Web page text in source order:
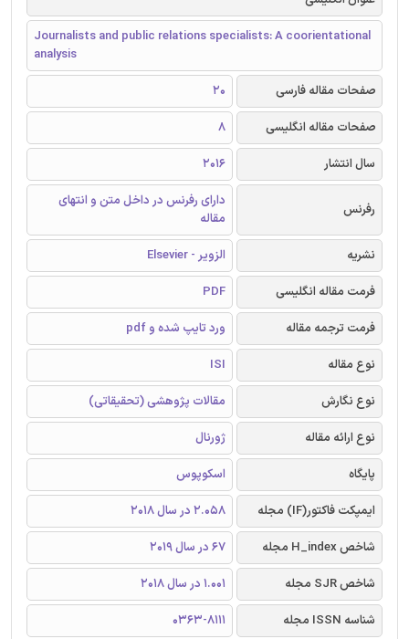
Journalists and public relations specialists: A coorientational
analysis
صفحات مقاله فارسی
20
صفحات مقاله انگلیسی
8
سال انتشار
2016
رفرنس
دارای رفرنس در داخل متن و انتهای
مقاله
نشریه
الزویر - Elsevier
فرمت مقاله انگلیسی
PDF
فرمت ترجمه مقاله
ورد تایپ شده و pdf
نوع مقاله
ISI
نوع نگارش
مقالات پژوهشی (تحقیقاتی)
نوع ارائه مقاله
ژورنال
پایگاه
اسکوپوس
ایمپکت فاکتور(IF) مجله
2.058 در سال 2018
شاخص H_index مجله
67 در سال 2019
شاخص SJR مجله
1.001 در سال 2018
شناسه ISSN مجله
0363-8111